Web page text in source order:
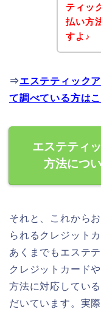
ティッ
払い方
すよ♪
⇒エステティック
て調べている方は
エステティ
方法につ
それと、これから
られるクレジット
あくまでもエステ
クレジットカード
方法に対応してい
だいています。実